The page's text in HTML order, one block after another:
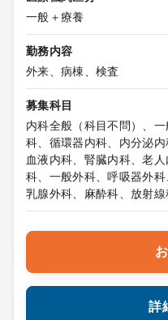
一般＋療養
勤務内容
外来、病棟、検査
募集科目
内科全般（科目不問）、
科、循環器内科、内分泌内
血液内科、腎臓内科、老
科、一般外科、呼吸器外科
乳腺外科、麻酔科、放射
詳